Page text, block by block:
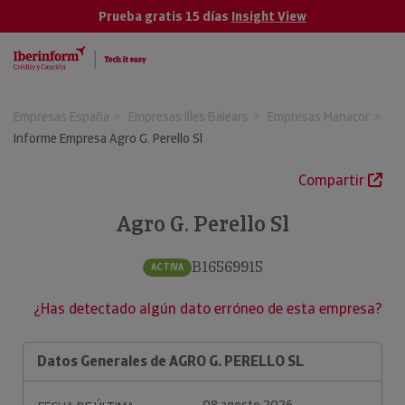
Prueba gratis 15 días Insight View
Empresas España Empresas Illes Balears
Empresas Manacor
Informe Empresa Agro G. Perello Sl
Compartir
Agro G. Perello Sl
ACTIVA B16569915
¿Has detectado algún dato erróneo de esta empresa?
Datos Generales de AGRO G. PERELLO SL